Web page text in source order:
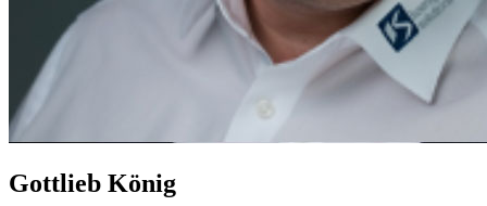
Gottlieb König